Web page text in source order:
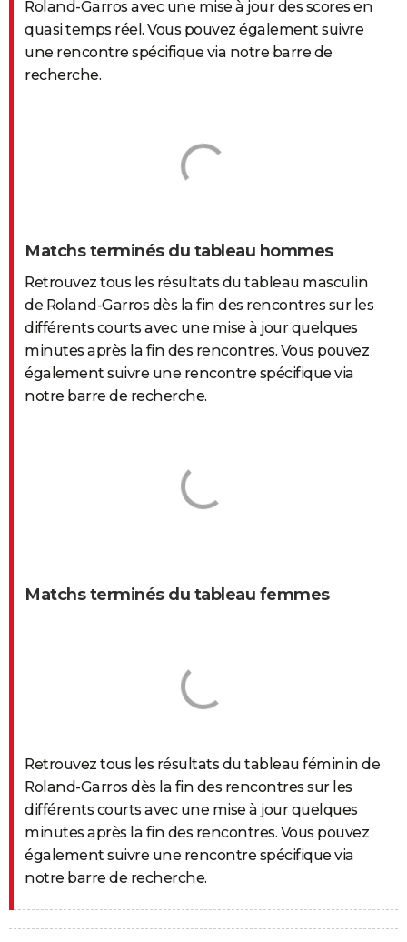
Roland-Garros avec une mise à jour des scores en
quasi temps réel. Vous pouvez également suivre
une rencontre spécifique via notre barre de
recherche.
Matchs terminés du tableau hommes
Retrouvez tous les résultats du tableau masculin
de Roland-Garros dès la fin des rencontres sur les
différents courts avec une mise à jour quelques
minutes après la fin des rencontres. Vous pouvez
également suivre une rencontre spécifique via
notre barre de recherche.
Matchs terminés du tableau femmes
Retrouvez tous les résultats du tableau féminin de
Roland-Garros dès la fin des rencontres sur les
différents courts avec une mise à jour quelques
minutes après la fin des rencontres. Vous pouvez
également suivre une rencontre spécifique via
notre barre de recherche.